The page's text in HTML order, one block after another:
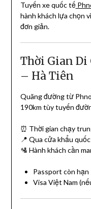
Tuyến xe quốc tế
hành khách lựa chọn
đơn giản.
Thời Gian Di
– Hà Tiên
Quãng đường từ
190km tùy tuyến
⏰ Thời gian chạy
📍 Qua cửa khẩu
🛂 Hành khách cần
Passport còn hạn
Visa Việt Nam